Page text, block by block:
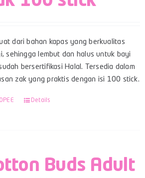
dari bahan kapas yang berkualitas
sehingga lembut dan halus untuk bayi
bersertifikasi Halal. Tersedia dalam
zak yang praktis dengan isi 100 stick.
Details
Buds Adult